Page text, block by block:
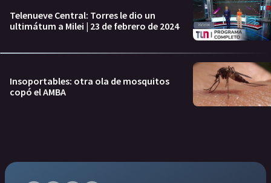
Telenueve Central: Torres le dio un
ultimátum a Milei | 23 de febrero de 2024
Insoportables: otra ola de mosquitos
copó el AMBA